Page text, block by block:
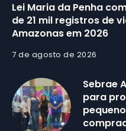
Lei Maria da Penha
de 21 mil registros de
Amazonas em 2026
7 de agosto de 2026
Sebrae
para